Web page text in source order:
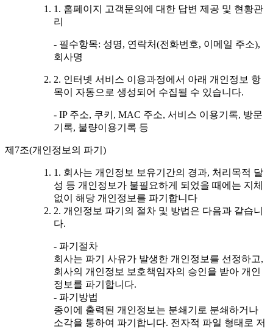
1. 홈페이지 고객문의에 대한 답변 제공 및 현황관
리
- 필수항목: 성명, 연락처(전화번호, 이메일 주소),
회사명
2. 인터넷 서비스 이용과정에서 아래 개인정보 항
목이 자동으로 생성되어 수집될 수 있습니다.
- IP 주소, 쿠키, MAC 주소, 서비스 이용기록, 방문
기록, 불량이용기록 등
제7조(개인정보의 파기)
1. 회사는 개인정보 보유기간의 경과, 처리목적 달
성 등 개인정보가 불필요하게 되었을 때에는 지체
없이 해당 개인정보를 파기합니다
2. 개인정보 파기의 절차 및 방법은 다음과 같습니
다.
- 파기절차
회사는 파기 사유가 발생한 개인정보를 선정하고,
회사의 개인정보 보호책임자의 승인을 받아 개인
정보를 파기합니다.
- 파기방법
종이에 출력된 개인정보는 분쇄기로 분쇄하거나
소각을 통하여 파기합니다. 전자적 파일 형태로 저